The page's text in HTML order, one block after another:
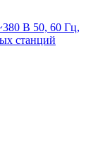
В 50, 60 Гц,
станций